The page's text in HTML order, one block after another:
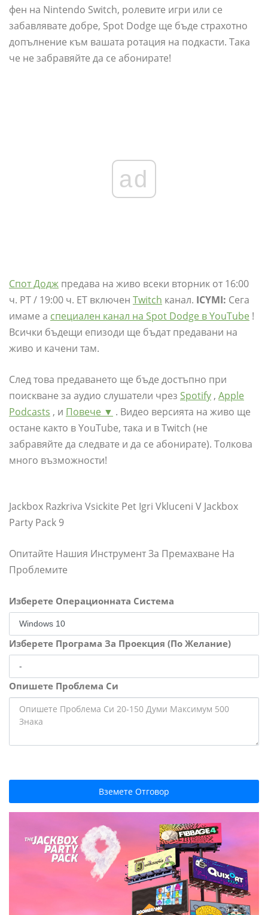
фен на Nintendo Switch, ролевите игри или се
забавлявате добре, Spot Dodge ще бъде страхотно
допълнение към вашата ротация на подкасти. Така
че не забравяйте да се абонирате!
ad
Спот Додж предава на живо всеки вторник от 16:00
ч. PT / 19:00 ч. ЕТ включен Twitch канал. ICYMI: Сега
имаме a специален канал на Spot Dodge в YouTube !
Всички бъдещи епизоди ще бъдат предавани на
живо и качени там.
След това предаването ще бъде достъпно при
поискване за аудио слушатели чрез Spotify , Apple
Podcasts , и Повече ▼ . Видео версията на живо ще
остане както в YouTube, така и в Twitch (не
забравяйте да следвате и да се абонирате). Толкова
много възможности!
Jackbox Razkriva Vsickite Pet Igri Vkluceni V Jackbox
Party Pack 9
Опитайте Нашия Инструмент За Премахване На
Проблемите
Изберете Операционната Система
Изберете Програма За Проекция (По Желание)
Опишете Проблема Си
Вземете Отговор